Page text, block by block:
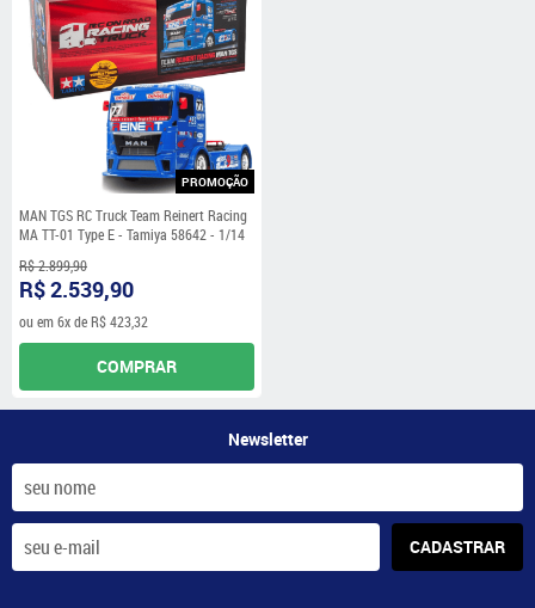
PROMOÇÃO
MAN TGS RC Truck Team Reinert Racing
MA TT-01 Type E - Tamiya 58642 - 1/14
R$ 2.899,90
R$ 2.539,90
ou em6xdeR$ 423,32
COMPRAR
Newsletter
CADASTRAR